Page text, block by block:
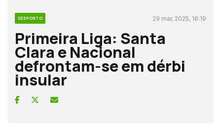
DESPORTO 29 mar, 2025, 16:19
Primeira Liga: Santa
Clara e Nacional
defrontam-se em dérbi
insular